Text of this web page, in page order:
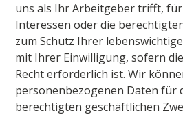
uns als Ihr Arbeitgeber trifft,
Interessen oder die
zum Schutz Ihrer
mit Ihrer Einwilligung, sofern
Recht erforderlich ist. Wir
personenbezogenen Daten für
berechtigten geschäftlichen